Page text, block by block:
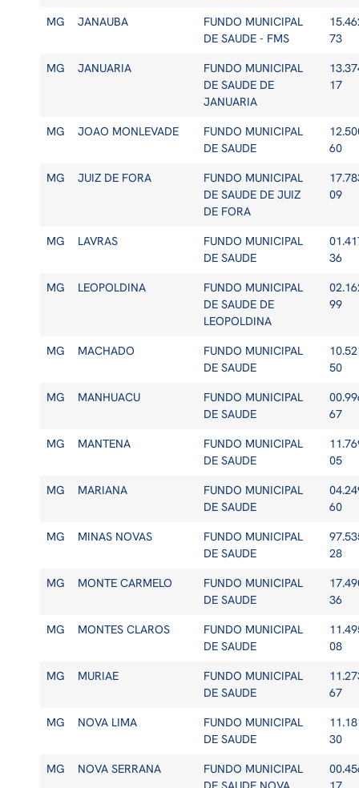
MG JANAUBA
FUNDO MUNICIPAL
DE SAUDE - FMS
73
MG JANUARIA
FUNDO MUNICIPAL
DE SAUDE DE
JANUARIA
17
MG JOAO MONLEVADE
FUNDO MUNICIPAL
DE SAUDE
60
MG JUIZ DE FORA
FUNDO MUNICIPAL
DE SAUDE DE JUIZ
DE FORA
09
MG LAVRAS
FUNDO MUNICIPAL
DE SAUDE
36
MG LEOPOLDINA
FUNDO MUNICIPAL
DE SAUDE DE
LEOPOLDINA
99
MG MACHADO
FUNDO MUNICIPAL
DE SAUDE
50
MG MANHUACU
FUNDO MUNICIPAL
DE SAUDE
67
MG MANTENA
FUNDO MUNICIPAL
DE SAUDE
05
MG MARIANA
FUNDO MUNICIPAL
DE SAUDE
60
MG MINAS NOVAS
FUNDO MUNICIPAL
DE SAUDE
28
MG MONTE CARMELO
FUNDO MUNICIPAL
DE SAUDE
36
MG MONTES CLAROS
FUNDO MUNICIPAL
DE SAUDE
08
MG MURIAE
FUNDO MUNICIPAL
DE SAUDE
67
MG NOVA LIMA
FUNDO MUNICIPAL
DE SAUDE
30
MG NOVA SERRANA
FUNDO MUNICIPAL